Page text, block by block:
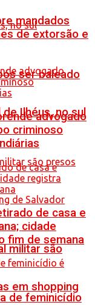
ser baleado
Ilhéus, no sul
militar são
em shopping
mandados
de extorsão e
advogado
criminoso
de casa e
cidade
fim de semana
de feminicídio